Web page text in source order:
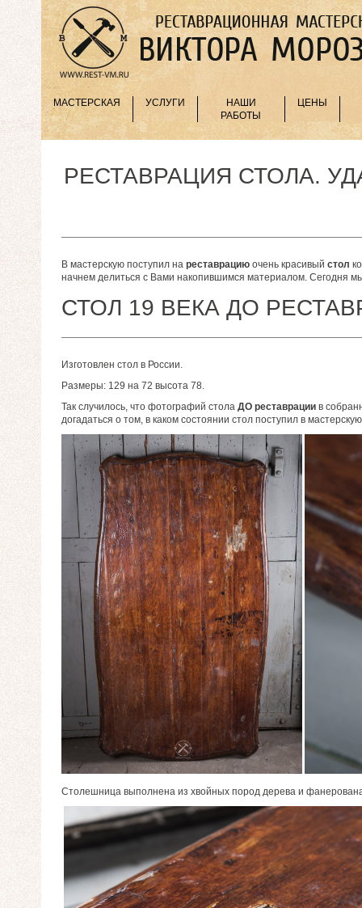
МАСТЕРСКАЯ УСЛУГИ
НАШИ
РАБОТЫ
ЦЕНЫ
РЕСТАВРАЦИЯ СТОЛА.
В мастерскую поступил на реставрацию очень красивый стол
начнем делиться с Вами накопившимся материалом. Сегодня
СТОЛ 19 ВЕКА ДО
Изготовлен стол в России.
Размеры: 129 на 72 высота 78.
Так случилось, что фотографий стола ДО реставрации в
догадаться о том, в каком состоянии стол поступил в
Столешница выполнена из хвойных пород дерева и